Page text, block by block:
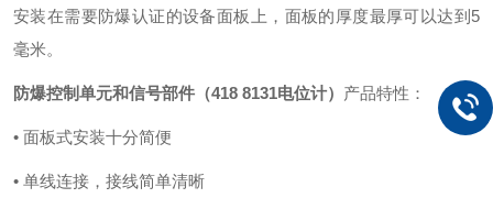
安装在需要防爆认证的设备面板上，面板的厚度最厚可以达到5
毫米。
防爆控制单元和信号部件（418 8131电位计） 产品特性：
• 面板式安装十分简便
• 单线连接，接线简单清晰